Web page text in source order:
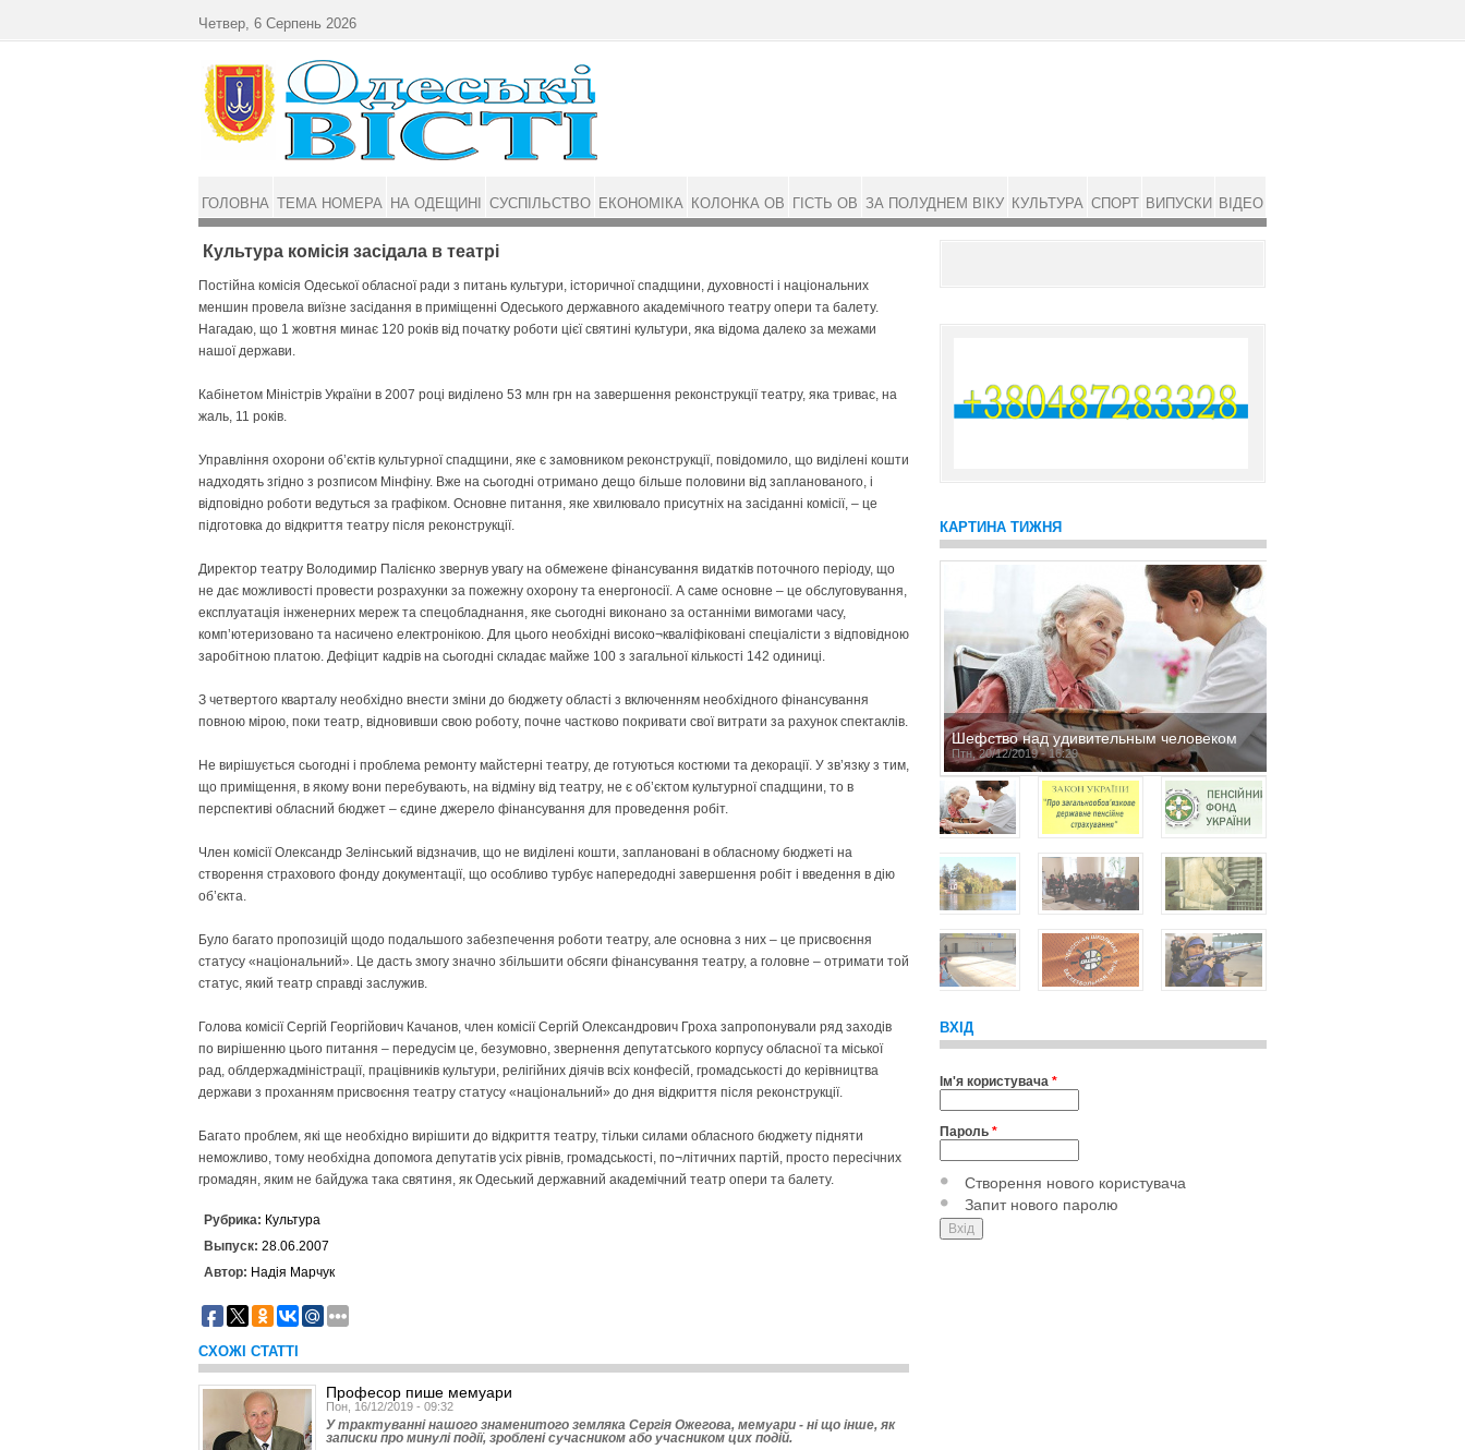
Культура комісія засідала в театрі
Постійна комісія Одеської обласної ради з питань культури, історичної спадщини, духовності і національних
меншин провела виїзне засідання в приміщенні Одеського державного академічного театру опери та балету.
Нагадаю, що 1 жовтня минає 120 років від початку роботи цієї святині культури, яка відома далеко за межами
нашої держави.
Кабінетом Міністрів України в 2007 році виділено 53 млн грн на завершення реконструкції театру, яка триває, на
жаль, 11 років.
Управління охорони об’єктів культурної спадщини, яке є замовником реконструкції, повідомило, що виділені кошти
надходять згідно з розписом Мінфіну. Вже на сьогодні отримано дещо більше половини від запланованого, і
відповідно роботи ведуться за графіком. Основне питання, яке хвилювало присутніх на засіданні комісії, – це
підготовка до відкриття театру після реконструкції.
Директор театру Володимир Палієнко звернув увагу на обмежене фінансування видатків поточного періоду, що
не дає можливості провести розрахунки за пожежну охорону та енергоносії. А саме основне – це обслуговування,
експлуатація інженерних мереж та спецобладнання, яке сьогодні виконано за останніми вимогами часу,
комп’ютеризовано та насичено електронікою. Для цього необхідні високо¬кваліфіковані спеціалісти з відповідною
заробітною платою. Дефіцит кадрів на сьогодні складає майже 100 з загальної кількості 142 одиниці.
З четвертого кварталу необхідно внести зміни до бюджету області з включенням необхідного фінансування
повною мірою, поки театр, відновивши свою роботу, почне частково покривати свої витрати за рахунок спектаклів.
Не вирішується сьогодні і проблема ремонту майстерні театру, де готуються костюми та декорації. У зв’язку з тим,
що приміщення, в якому вони перебувають, на відміну від театру, не є об’єктом культурної спадщини, то в
перспективі обласний бюджет – єдине джерело фінансування для проведення робіт.
Член комісії Олександр Зелінський відзначив, що не виділені кошти, заплановані в обласному бюджеті на
створення страхового фонду документації, що особливо турбує напередодні завершення робіт і введення в дію
об’єкта.
Було багато пропозицій щодо подальшого забезпечення роботи театру, але основна з них – це присвоєння
статусу «національний». Це дасть змогу значно збільшити обсяги фінансування театру, а головне – отримати той
статус, який театр справді заслужив.
Голова комісії Сергій Георгійович Качанов, член комісії Сергій Олександрович Гроха запропонували ряд заходів
по вирішенню цього питання – передусім це, безумовно, звернення депутатського корпусу обласної та міської
рад, облдержадміністрації, працівників культури, релігійних діячів всіх конфесій, громадськості до керівництва
держави з проханням присвоєння театру статусу «національний» до дня відкриття після реконструкції.
Багато проблем, які ще необхідно вирішити до відкриття театру, тільки силами обласного бюджету підняти
неможливо, тому необхідна допомога депутатів усіх рівнів, громадськості, по¬літичних партій, просто пересічних
громадян, яким не байдужа така святиня, як Одеський державний академічний театр опери та балету.
Рубрика: Культура
Выпуск: 28.06.2007
Автор: Надія Марчук
СХОЖІ СТАТТІ
Професор пише мемуари
Пон, 16/12/2019 - 09:32
У трактуванні нашого знаменитого земляка Сергія Ожегова, мемуари - ні що інше, як
записки про минулі події, зроблені сучасником або учасником цих подій.
КАРТИНА ТИЖНЯ
Шефство над удивительным человеком
Птн, 20/12/2019 - 16:29
ВХІД
Ім'я користувача *
Пароль *
Створення нового користувача
Запит нового паролю
Четвер, 6 Серпень 2026
ГОЛОВНА ТЕМА НОМЕРА НА ОДЕЩИНІ СУСПІЛЬСТВО ЕКОНОМІКА КОЛОНКА ОВ ГІСТЬ ОВ ЗА ПОЛУДНЕМ ВІКУ КУЛЬТУРА СПОРТ ВИПУСКИ ВІДЕО